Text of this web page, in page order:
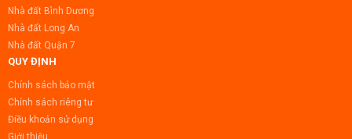
Nhà đất Bình Dương
Nhà đất Long An
Nhà đất Quận 7
QUY ĐỊNH
Chính sách bảo mật
Chính sách riêng tư
Điều khoản sử dụng
Giới thiệu